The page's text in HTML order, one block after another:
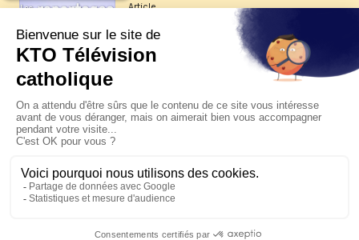
Article
Les reportages d'été 2026 de KTO
La visite pastorale du pape Léon
XIV à Assise à suivre sur KTO le
jeudi 6 août
Le pape en Uruguay, Argentine et
Pérou du 6 au 17 novembre 2026